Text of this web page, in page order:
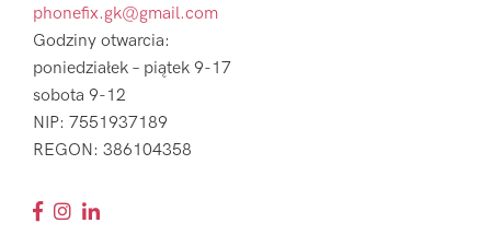
phonefix.gk@gmail.com
Godziny otwarcia:
poniedziałek – piątek 9-17
sobota 9-12
NIP: 7551937189
REGON: 386104358